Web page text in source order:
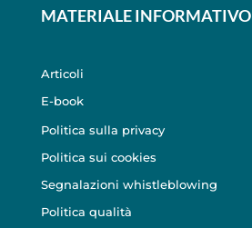
MATERIALE INFORMATIVO
Articoli
E-book
Politica sulla privacy
Politica sui cookies
Segnalazioni whistleblowing
Politica qualità